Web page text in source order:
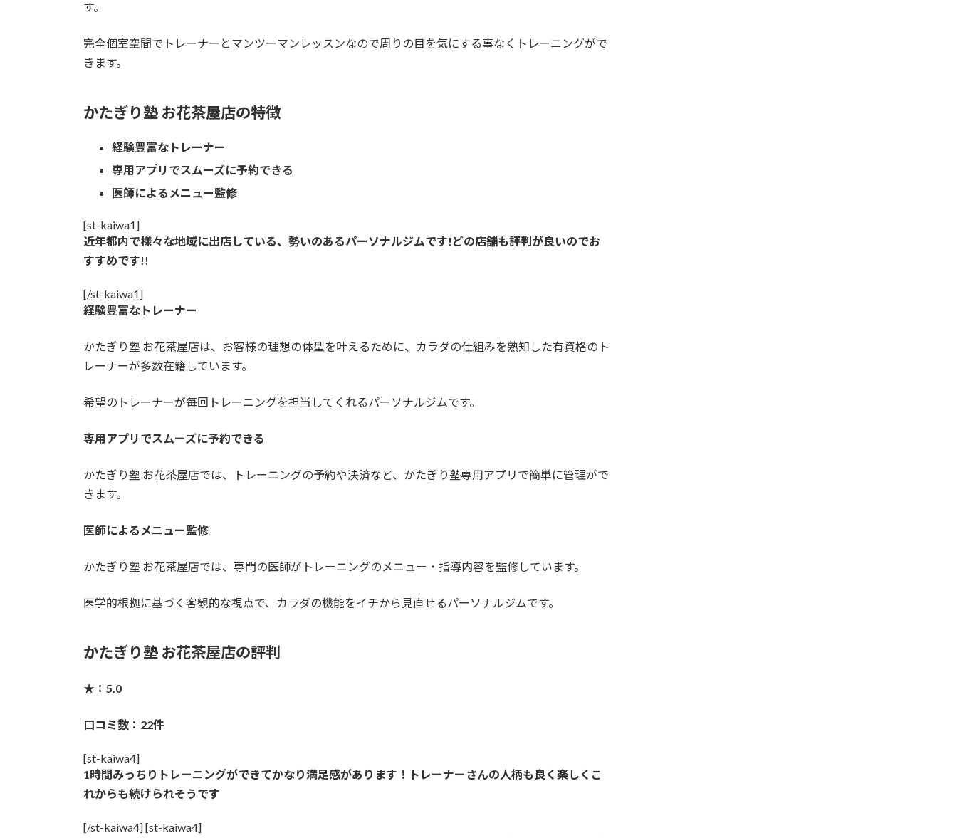
す。
完全個室空間でトレーナーとマンツーマンレッスンなので周りの目を気にする事なくトレーニングがで
きます。
かたぎり塾 お花茶屋店の特徴
経験豊富なトレーナー
専用アプリでスムーズに予約できる
医師によるメニュー監修
[st-kaiwa1]
近年都内で様々な地域に出店している、勢いのあるパーソナルジムです!どの店舗も評判が良いのでお
すすめです!!
[/st-kaiwa1]
経験豊富なトレーナー
かたぎり塾 お花茶屋店は、お客様の理想の体型を叶えるために、カラダの仕組みを熟知した有資格のト
レーナーが多数在籍しています。
希望のトレーナーが毎回トレーニングを担当してくれるパーソナルジムです。
専用アプリでスムーズに予約できる
かたぎり塾 お花茶屋店では、トレーニングの予約や決済など、かたぎり塾専用アプリで簡単に管理がで
きます。
医師によるメニュー監修
かたぎり塾 お花茶屋店では、専門の医師がトレーニングのメニュー・指導内容を監修しています。
医学的根拠に基づく客観的な視点で、カラダの機能をイチから見直せるパーソナルジムです。
かたぎり塾 お花茶屋店の評判
★：5.0
口コミ数：22件
[st-kaiwa4]
1時間みっちりトレーニングができてかなり満足感があります！トレーナーさんの人柄も良く楽しくこ
れからも続けられそうです
[/st-kaiwa4] [st-kaiwa4]